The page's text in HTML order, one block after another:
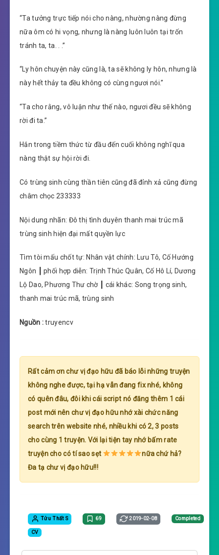
“Ta tưởng trực tiếp nói cho nàng, nhường nàng đừng
nữa ôm có hi vọng, nhưng là nàng luôn luôn tại trốn
tránh ta, ta. . .”
“Ly hôn chuyện này cũng là, ta sẽ không ly hôn, nhưng là
này hết thảy ta đều không có cùng ngươi nói.”
“Ta cho rằng, vô luận như thế nào, ngươi đều sẽ không
rời đi ta.”
Hắn trong tiềm thức từ đầu đến cuối không nghĩ qua
nàng thật sự hội rời đi.
Có trùng sinh cùng thần tiên cũng đã đỉnh xả cũng đừng
châm chọc 233333
Nội dung nhãn: Đô thị tình duyên thanh mai trúc mã
trùng sinh hiện đại mất quyền lực
Tìm tòi mấu chốt tự: Nhân vật chính: Lưu Tô, Cố Hướng
Ngôn ┃ phối hợp diễn: Trịnh Thúc Quân, Cố Hô Lí, Dương
Lộ Dao, Phương Thư chờ ┃ cái khác: Song trọng sinh,
thanh mai trúc mã, trùng sinh
Nguồn :truyencv
Rất cảm ơn chư vị đạo hữu đã báo lỗi những truyện
không nghe được, tại hạ vẫn đang fix nhé, không
có quên đâu, đôi khi cái script nó đăng thêm 1 cái
post mới nên chư vị đạo hữu nhớ xài chức năng
search trên website nhé, nhiều khi có 2, 3 posts
cho cùng 1 truyện. Với lại tiện tay nhớ bấm rate
truyện cho có tí sao sẹt
nữa chứ hả?
Đa tạ chư vị đạo hữu!!!
Tửu Thất S 69 2019-02-08 Completed
CV